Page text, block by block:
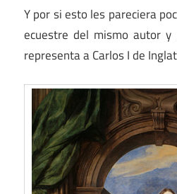
Y por si esto les pareciera
ecuestre del mismo autor
representa a Carlos I de